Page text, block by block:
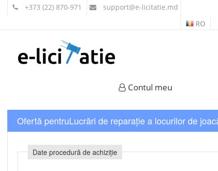
+373 (22) 870-971 support@e-licitatie.md
RO
Contul meu
Ofertă pentruLucrări de reparație a locurilor de
Date procedură de achiziție